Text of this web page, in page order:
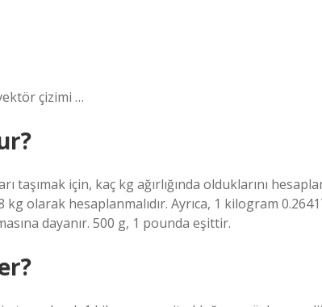
çizimi …
taşımak için, kaç kg ağırlığında olduklarını
olarak hesaplanmalıdır. Ayrıca, 1 kilogram
dayanır. 500 g, 1 pounda eşittir.